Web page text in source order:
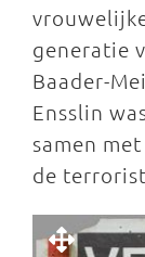
generatie
Baader-
Ensslin
samen
de